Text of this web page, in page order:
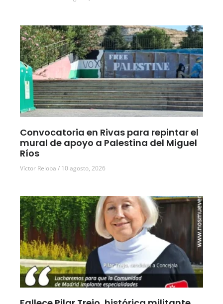
Convocatoria en Rivas para repintar el
mural de apoyo a Palestina del Miguel
Ríos
Víctor Reloba 10 agosto, 2026